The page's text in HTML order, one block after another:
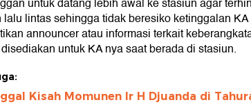
untuk datang lebih awal ke stasiun agar
lalu lintas sehingga tidak beresiko ketinggalan
announcer atau informasi terkait
untuk KA nya saat berada di stasiun.
Kisah Momunen Ir H Djuanda di